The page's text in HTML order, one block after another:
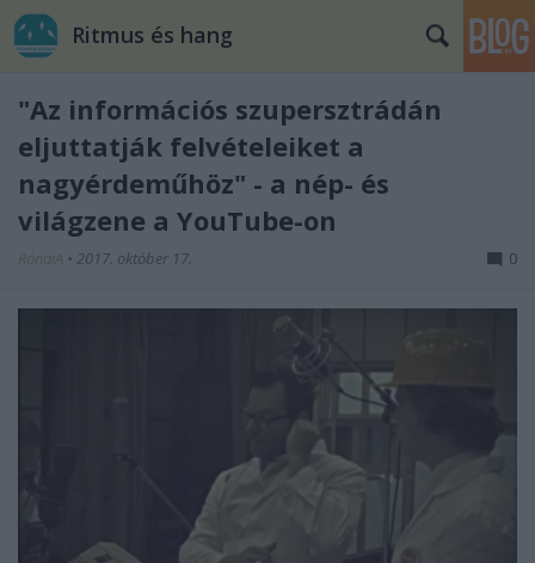
Ritmus és hang
"Az információs szupersztrádán
eljuttatják felvételeiket a
nagyérdeműhöz" - a nép- és
világzene a YouTube-on
RónaiA • 2017. október 17. 0